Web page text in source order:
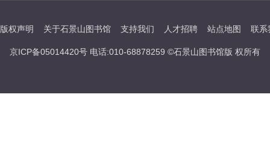
版权声明 关于石景山图书馆 支持我们 人才招聘 站点地图 联系
京ICP备05014420号 电话:010-68878259 ©石景山图书馆版 权所有